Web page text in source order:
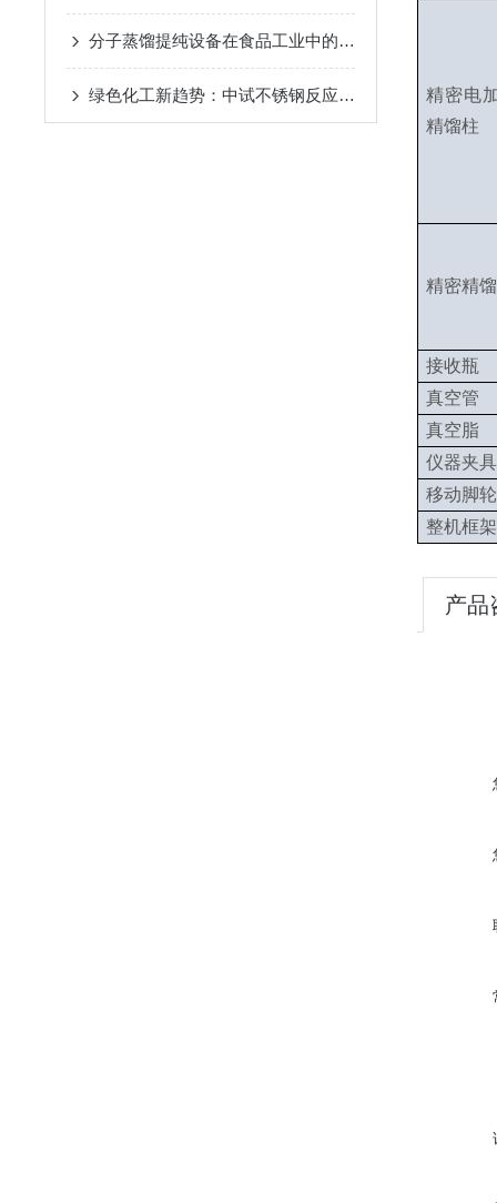
分子蒸馏提纯设备在食品工业中的应用
绿色化工新趋势：中试不锈钢反应釜的环保应用 2024-
精密电
精馏柱
精密精
接收瓶
真空管
真空脂
仪器夹具
移动脚轮
整机框架
产品